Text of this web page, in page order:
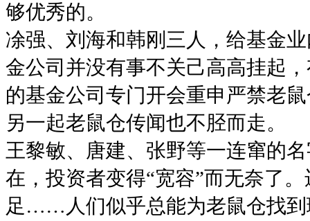
够优秀的。
凃强、刘海和韩刚三人，给基金
金公司并没有事不关己高高挂起
的基金公司专门开会重申严禁老
另一起老鼠仓传闻也不胫而走。
王黎敏、唐建、张野等一连窜的
在，投资者变得“宽容”而无奈了
足……人们似乎总能为老鼠仓找到